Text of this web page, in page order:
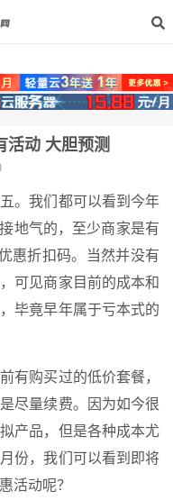
活动 大胆预测
。我们都可以看到今年
地气的，至少商家是有
惠折扣码。当然并没有
可见商家目前的成本和
毕竟早年属于亏本式的
有购买过的低价套餐，
尽量续费。因为如今很
产品，但是各种成本尤
份，我们可以看到即将
活动呢？